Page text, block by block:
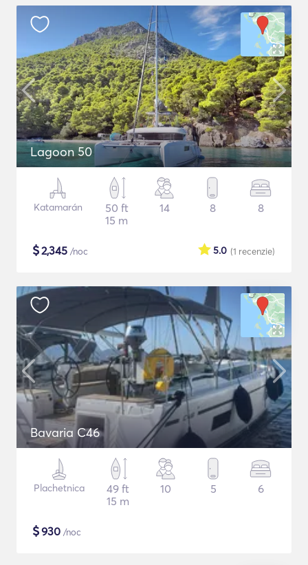
Lagoon 50
Katamarán
50 ft
15 m
14 8 8
$2,345 /noc (1 recenzie)
5.0
Bavaria C46
Plachetnica
49 ft
15 m
10 5 6
$930 /noc